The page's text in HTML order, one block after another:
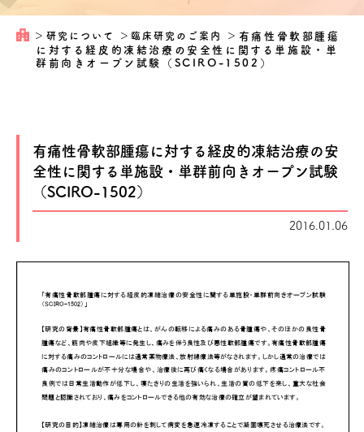
＞ 研究について ＞ 臨床研究のご案内 ＞ 有痛性骨軟部腫瘍
に対する経皮的凍結治療の安全性に関する単施設・単
群前向きオープン試験（SCIRO-1502）
有痛性骨軟部腫瘍に対する経皮的凍結治療の安
全性に関する単施設・単群前向きオープン試験
（SCIRO-1502）
2016.01.06